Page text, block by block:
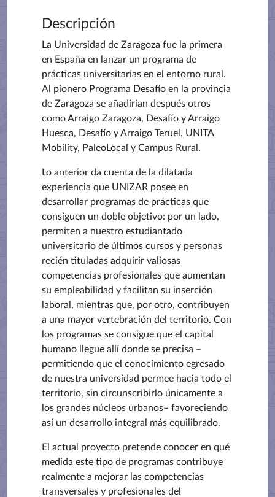
Descripción
La Universidad de Zaragoza fue la primera
en España en lanzar un programa de
prácticas universitarias en el entorno rural.
Al pionero Programa Desafío en la provincia
de Zaragoza se añadirían después otros
como Arraigo Zaragoza, Desafío y Arraigo
Huesca, Desafío y Arraigo Teruel, UNITA
Mobility, PaleoLocal y Campus Rural.
Lo anterior da cuenta de la dilatada
experiencia que UNIZAR posee en
desarrollar programas de prácticas que
consiguen un doble objetivo: por un lado,
permiten a nuestro estudiantado
universitario de últimos cursos y personas
recién tituladas adquirir valiosas
competencias profesionales que aumentan
su empleabilidad y facilitan su inserción
laboral, mientras que, por otro, contribuyen
a una mayor vertebración del territorio. Con
los programas se consigue que el capital
humano llegue allí donde se precisa –
permitiendo que el conocimiento egresado
de nuestra universidad permee hacia todo el
territorio, sin circunscribirlo únicamente a
los grandes núcleos urbanos– favoreciendo
así un desarrollo integral más equilibrado.
El actual proyecto pretende conocer en qué
medida este tipo de programas contribuye
realmente a mejorar las competencias
transversales y profesionales del